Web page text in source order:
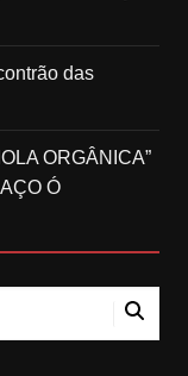
das
ORGÂNICA”
Ó